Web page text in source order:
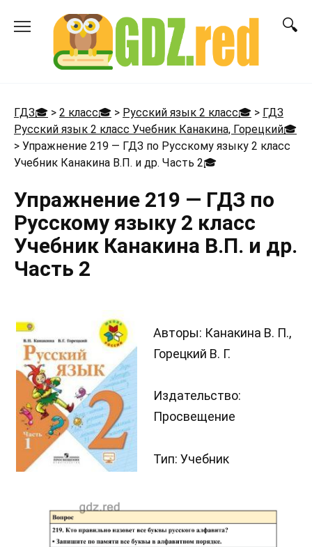
ГДЗ🎓 > 2 класс🎓 > Русский язык 2 класс🎓 > ГДЗ
Русский язык 2 класс Учебник Канакина, Горецкий🎓
> Упражнение 219 — ГДЗ по Русскому языку 2 класс
Учебник Канакина В.П. и др. Часть 2🎓
Упражнение 219 — ГДЗ по
Русскому языку 2 класс
Учебник Канакина В.П. и др.
Часть 2
Авторы: Канакина В. П.,
Горецкий В. Г.
Издательство:
Просвещение
Тип: Учебник